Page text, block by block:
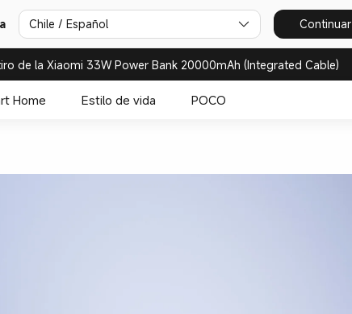
Chile / Español Continuar
de la Xiaomi 33W Power Bank 20000mAh (Integrated Cable)
Home Estilo de vida POCO